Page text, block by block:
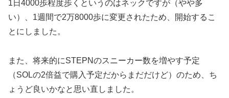
1日4000歩程度歩くというのはネックですが（やや多
い）、1週間で2万8000歩に変更されたため、開始するこ
とにしました。
また、将来的にSTEPNのスニーカー数を増やす予定
（SOLの2倍益で購入予定だからまだだけど）のため、ち
ょうど良いかなと思い直しました。